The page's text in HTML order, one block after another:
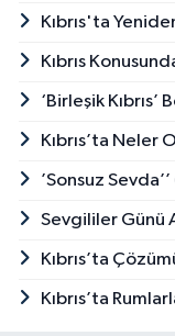
Kıbrıs'ta
Kıbrıs
‘Birleşik
Kıbrıs’ta Neler
’Sonsuz Sevda’’
Sevgililer Günü
Kıbrıs’ta
Kıbrıs’ta